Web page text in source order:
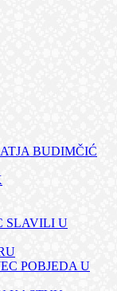
BUDIMČIĆ
SLAVILI U
POBJEDA U